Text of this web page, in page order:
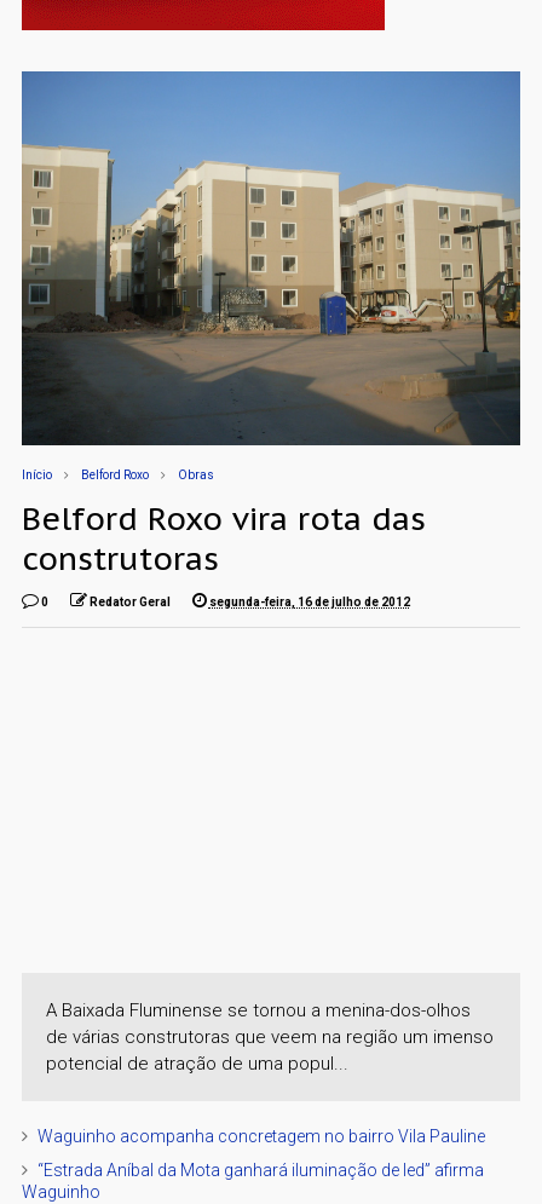
Início Belford Roxo Obras
Belford Roxo vira rota das
construtoras
0 Redator Geral segunda-feira, 16 de julho de 2012
A Baixada Fluminense se tornou a menina-dos-olhos
de várias construtoras que veem na região um imenso
potencial de atração de uma popul...
Waguinho acompanha concretagem no bairro Vila Pauline
“Estrada Aníbal da Mota ganhará iluminação de led” afirma
Waguinho